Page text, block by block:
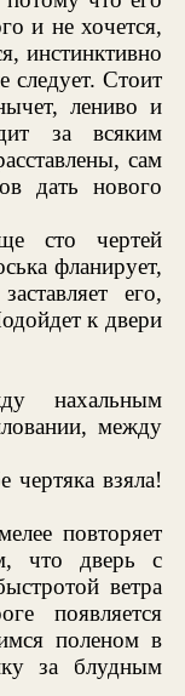
и не хочется,
инстинктивно
следует. Стоит
лениво и
за всяким
сам
дать нового
сто чертей
фланирует,
его,
к двери
нахальным
между
взяла!
повторяет
что дверь с
ветра
появляется
поленом в
за блудным